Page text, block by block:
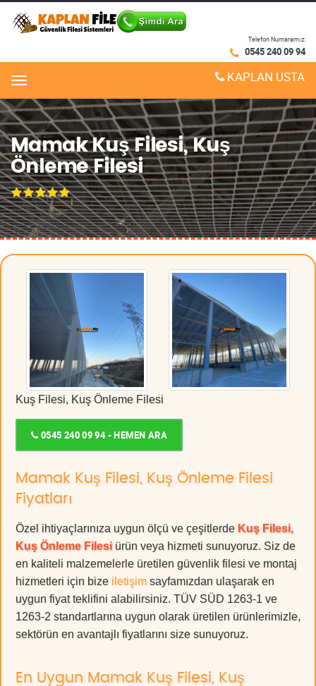
Telefon Numaramız:
0545 240 09 94
Menu KAPLAN USTA
Mamak Kuş Filesi, Kuş
Önleme Filesi
Kuş Filesi, Kuş Önleme Filesi
0545 240 09 94 - HEMEN ARA
Mamak Kuş Filesi, Kuş Önleme Filesi
Fiyatları
Özel ihtiyaçlarınıza uygun ölçü ve çeşitlerde Kuş Filesi,
Kuş Önleme Filesi ürün veya hizmeti sunuyoruz. Siz de
en kaliteli malzemelerle üretilen güvenlik filesi ve montaj
hizmetleri için bize iletişim sayfamızdan ulaşarak en
uygun fiyat teklifini alabilirsiniz. TÜV SÜD 1263-1 ve
1263-2 standartlarına uygun olarak üretilen ürünlerimizle,
sektörün en avantajlı fiyatlarını size sunuyoruz.
En Uygun Mamak Kuş Filesi, Kuş